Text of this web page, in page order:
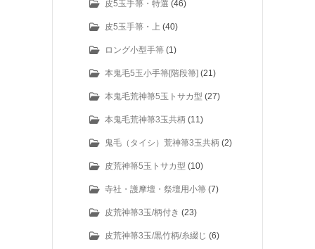
皮5玉手箒・特選 (46)
皮5玉手箒・上 (40)
ロング小型手箒 (1)
本鬼毛5玉小手箒[階段箒] (21)
本鬼毛荒神箒5玉トサカ型 (27)
本鬼毛荒神箒3玉共柄 (11)
鬼毛（タイシ）荒神箒3玉共柄 (2)
皮荒神箒5玉トサカ型 (10)
寺社・護摩壇・祭壇用小箒 (7)
皮荒神箒3玉/柄付き (23)
皮荒神箒3玉/黒竹柄/糸綴じ (6)